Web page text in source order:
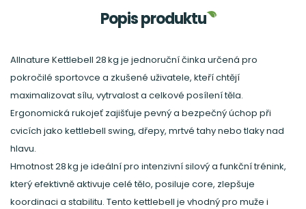
Popis produktu
Allnature Kettlebell 28 kg je jednoruční činka určená pro
pokročilé sportovce a zkušené uživatele, kteří chtějí
maximalizovat sílu, vytrvalost a celkové posílení těla.
Ergonomická rukojeť zajišťuje pevný a bezpečný úchop při
cvicích jako kettlebell swing, dřepy, mrtvé tahy nebo tlaky nad
hlavu.
Hmotnost 28 kg je ideální pro intenzivní silový a funkční trénink,
který efektivně aktivuje celé tělo, posiluje core, zlepšuje
koordinaci a stabilitu. Tento kettlebell je vhodný pro muže i